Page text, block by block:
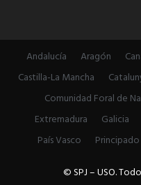
Andalucía Aragón
Castilla-La Mancha
Comunidad Foral de
Extremadura
Galicia
País Vasco
© SPJ – USO.